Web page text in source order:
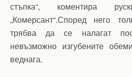
стъпка“, коментира
„Комерсант“.Според него
трябва да се налагат
невъзможно изгубените
веднага.